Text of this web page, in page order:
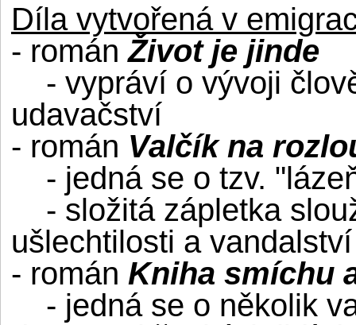
Díla vytvořená v
- románŽivot je jinde
- vypráví o vývoji
udavačství
- román Valčík na
- jedná se o tzv.
- složitá zápletka
ušlechtilosti a
- román Kniha smíchu
- jedná se o několik